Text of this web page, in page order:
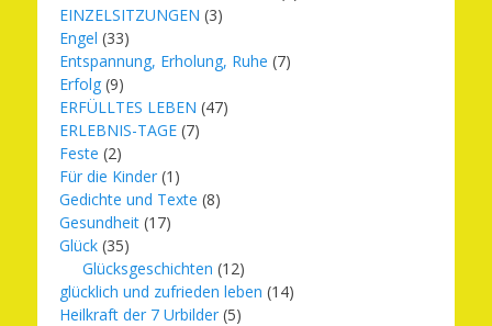
EINZELSITZUNGEN (3)
Engel (33)
Entspannung, Erholung, Ruhe (7)
Erfolg (9)
ERFÜLLTES LEBEN (47)
ERLEBNIS-TAGE (7)
Feste (2)
Für die Kinder (1)
Gedichte und Texte (8)
Gesundheit (17)
Glück (35)
Glücksgeschichten (12)
glücklich und zufrieden leben (14)
Heilkraft der 7 Urbilder (5)